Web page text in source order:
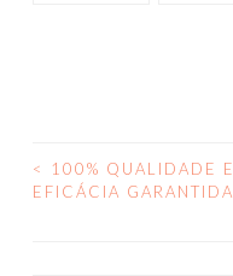
NAVEGAÇÃO
<
100% QUALIDADE E
EFICÁCIA GARANTIDA